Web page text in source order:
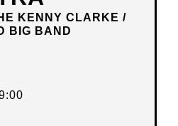
KENNY CLARKE /
BIG BAND